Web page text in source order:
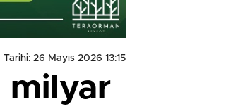
Tarihi: 26 Mayıs 2026 13:15
milyar